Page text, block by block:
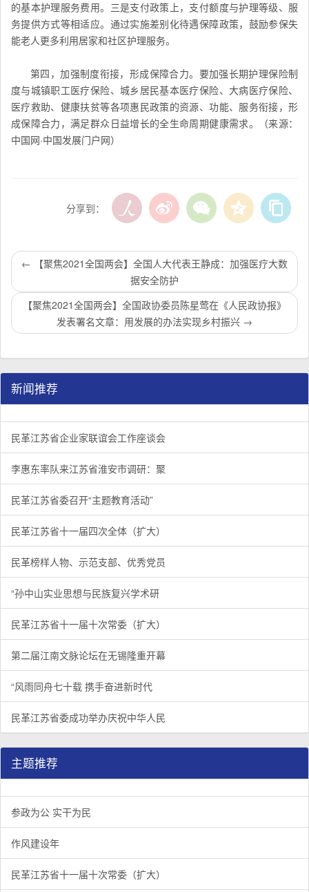
的基本护理服务费用。三是支付政策上，支付额度与护理等级、服
务提供方式等相适应。通过实施差别化待遇保障政策，鼓励参保失
能老人更多利用居家和社区护理服务。
第四，加强制度衔接，形成保障合力。要加强长期护理保险制
度与城镇职工医疗保险、城乡居民基本医疗保险、大病医疗保险、
医疗救助、健康扶贫等各项惠民政策的资源、功能、服务衔接，形
成保障合力，满足群众日益增长的全生命周期健康需求。（来源：
中国网·中国发展门户网）
分享到：
← 【聚焦2021全国两会】全国人大代表王静成：加强医疗大数
据安全防护
【聚焦2021全国两会】全国政协委员陈星莺在《人民政协报》
发表署名文章：用发展的办法实现乡村振兴 →
新闻推荐
民革江苏省企业家联谊会工作座谈会在宁召开
1/3 李惠东率队来江苏省淮安市调研：聚焦民革党员之家建设管
2/3 民革江苏省委召开“主题教育活动” 领导班子民主生活会
3/3
民革江苏省企业家联谊会工作座谈会
李惠东率队来江苏省淮安市调研：聚
民革江苏省委召开“主题教育活动”
民革江苏省十一届四次全体（扩大）
民革榜样人物、示范支部、优秀党员
“孙中山实业思想与民族复兴学术研
民革江苏省十一届十次常委（扩大）
第二届江南文脉论坛在无锡隆重开幕
“风雨同舟七十载 携手奋进新时代
民革江苏省委成功举办庆祝中华人民
主题推荐
参政为公 实干为民
作风建设年
民革江苏省十一届十次常委（扩大）